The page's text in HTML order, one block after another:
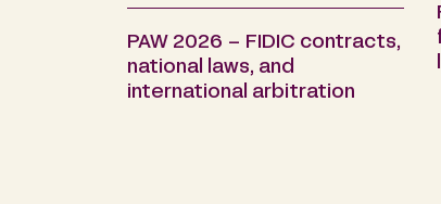
PAW 2026 – FIDIC contracts,
national laws, and
international arbitration